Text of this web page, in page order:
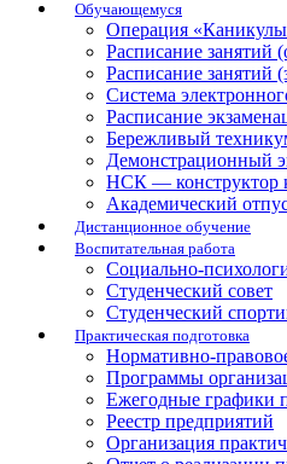
Обучающемуся
Операция
Расписание занятий
Расписание занятий
Система
Расписание
Бережливый
Демонстрационный
НСК — конструктор
Академический
Дистанционное обучение
Воспитательная работа
Социально-
Студенческий совет
Студенческий
Практическая подготовка
Нормативно-
Программы
Ежегодные графики
Реестр предприятий
Организация